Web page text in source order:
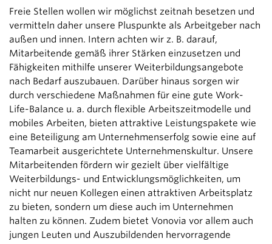
Freie Stellen wollen wir möglichst zeitnah besetzen und
vermitteln daher unsere Pluspunkte als Arbeitgeber nach
außen und innen. Intern achten wir z. B. darauf,
Mitarbeitende gemäß ihrer Stärken einzusetzen und
Fähigkeiten mithilfe unserer Weiterbildungsangebote
nach Bedarf auszubauen. Darüber hinaus sorgen wir
durch verschiedene Maßnahmen für eine gute Work-
Life-Balance u. a. durch flexible Arbeitszeitmodelle und
mobiles Arbeiten, bieten attraktive Leistungspakete wie
eine Beteiligung am Unternehmenserfolg sowie eine auf
Teamarbeit ausgerichtete Unternehmenskultur. Unsere
Mitarbeitenden fördern wir gezielt über vielfältige
Weiterbildungs- und Entwicklungsmöglichkeiten, um
nicht nur neuen Kollegen einen attraktiven Arbeitsplatz
zu bieten, sondern um diese auch im Unternehmen
halten zu können. Zudem bietet Vonovia vor allem auch
jungen Leuten und Auszubildenden hervorragende